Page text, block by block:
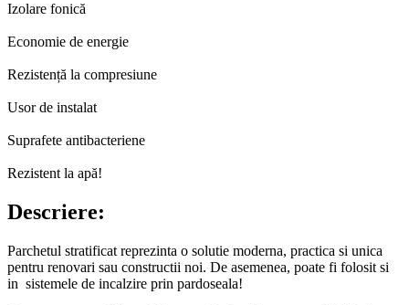
Izolare fonică
Economie de energie
Rezistență la compresiune
Usor de instalat
Suprafete antibacteriene
Rezistent la apă!
Descriere:
Parchetul stratificat reprezinta o solutie moderna, practica si unica
pentru renovari sau constructii noi. De asemenea, poate fi folosit si
in sistemele de incalzire prin pardoseala!